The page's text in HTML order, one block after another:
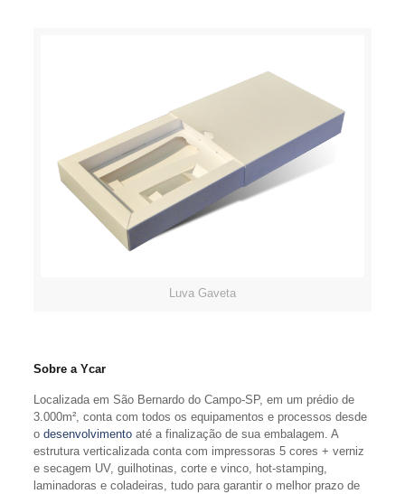
Luva Gaveta
Sobre a Ycar
Localizada em São Bernardo do Campo-SP, em um prédio de
3.000m², conta com todos os equipamentos e processos desde
o desenvolvimentoaté a finalização de sua embalagem. A
estrutura verticalizada conta com impressoras 5 cores + verniz
e secagem UV, guilhotinas, corte e vinco, hot-stamping,
laminadoras e coladeiras, tudo para garantir o melhor prazo de